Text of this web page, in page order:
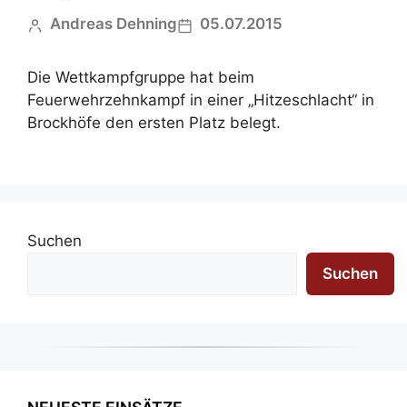
Andreas Dehning 05.07.2015
Die Wettkampfgruppe hat beim
Feuerwehrzehnkampf in einer „Hitzeschlacht“ in
Brockhöfe den ersten Platz belegt.
Suchen
Suchen